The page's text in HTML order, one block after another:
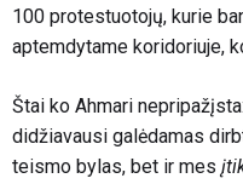
100 protestuotojų, kurie
aptemdytame koridoriuje,
Štai ko Ahmari
didžiavausi galėdamas
teismo bylas, bet ir mes